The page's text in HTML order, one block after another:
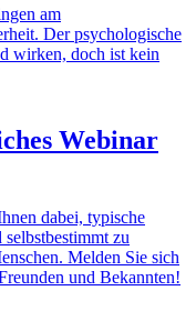
am
Der psychologische
wirken, doch ist kein
Webinar
dabei, typische
zu
Melden Sie sich
und Bekannten!